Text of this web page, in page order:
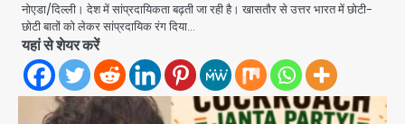
नोएडा/दिल्ली। देश में सांप्रदायिकता बढ़ती जा रही है। खासतौर से उत्तर भारत में छोटी-
छोटी बातों को लेकर सांप्रदायिक रंग दिया…
यहां से शेयर करें